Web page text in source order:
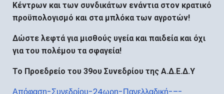
Κέντρων και των συνδικάτων ενάντια στον κρατικό
προϋπολογισμό και στα μπλόκα των αγροτών!
Δώστε λεφτά για μισθούς υγεία και παιδεία και όχι
για του πολέμου τα σφαγεία!
Το Προεδρείο του 39ου Συνεδρίου της Α.Δ.Ε.Δ.Υ